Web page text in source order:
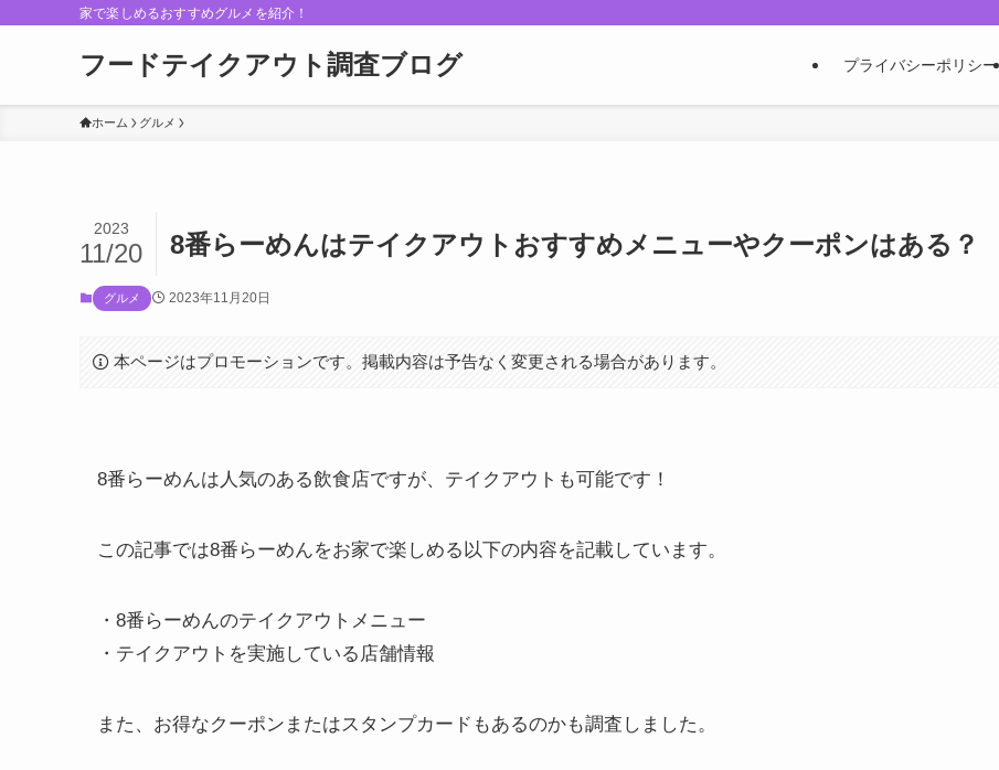
家で楽しめるおすすめグルメを紹介！
フードテイクアウト調査ブログ プライバシーポリシー
ホーム グルメ
8番らーめんはテイクアウトおすすめメニューやクーポンはある？
2023
11/20
グルメ 2023年11月20日
本ページはプロモーションです。掲載内容は予告なく変更される場合があります。
8番らーめんは人気のある飲食店ですが、テイクアウトも可能です！
この記事では8番らーめんをお家で楽しめる以下の内容を記載しています。
・8番らーめんのテイクアウトメニュー
・テイクアウトを実施している店舗情報
また、お得なクーポンまたはスタンプカードもあるのかも調査しました。